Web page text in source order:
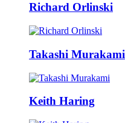
Richard Orlinski
Takashi Murakami
Keith Haring